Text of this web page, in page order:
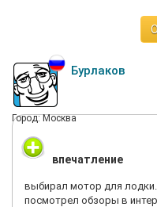
Бурлаков
Город: Москва
впечатление
выбирал мотор для
посмотрел обзоры в